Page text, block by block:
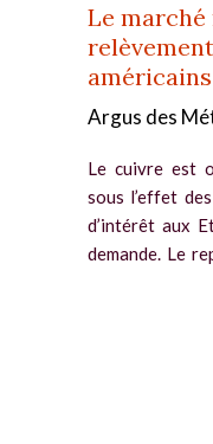
Le
américains
Argus des
Le cuivre est
sous l’effet
d’intérêt aux
demande. Le